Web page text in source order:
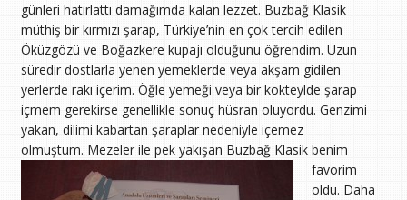
günleri hatırlattı damağımda kalan lezzet. Buzbağ Klasik
müthiş bir kırmızı şarap, Türkiye’nin en çok tercih edilen
Öküzgözü ve Boğazkere kupajı olduğunu öğrendim. Uzun
süredir dostlarla yenen yemeklerde veya akşam gidilen
yerlerde rakı içerim. Öğle yemeği veya bir kokteylde şarap
içmem gerekirse genellikle sonuç hüsran oluyordu. Genzimi
yakan, dilimi kabartan şaraplar nedeniyle içemez
olmuştum. Mezeler ile pek yakışan Buzbağ Klasik benim
favorim
oldu. Daha